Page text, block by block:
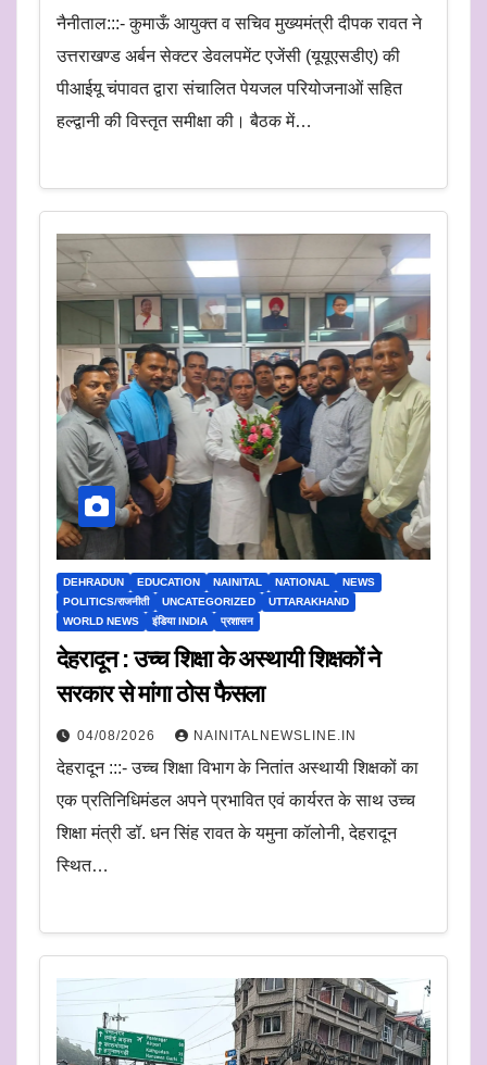
नैनीताल:::- कुमाऊँ आयुक्त व सचिव मुख्यमंत्री दीपक रावत ने
उत्तराखण्ड अर्बन सेक्टर डेवलपमेंट एजेंसी (यूयूएसडीए) की
पीआईयू चंपावत द्वारा संचालित पेयजल परियोजनाओं सहित
हल्द्वानी की विस्तृत समीक्षा की। बैठक में…
DEHRADUN EDUCATION NAINITAL NATIONAL
NEWS
POLITICS/राजनीती
UNCATEGORIZED
UTTARAKHAND
WORLD NEWS
इंडिया INDIA प्रशासन
देहरादून : उच्च शिक्षा के अस्थायी शिक्षकों ने
सरकार से मांगा ठोस फैसला
04/08/2026 NAINITALNEWSLINE.IN
देहरादून :::- उच्च शिक्षा विभाग के नितांत अस्थायी शिक्षकों का
एक प्रतिनिधिमंडल अपने प्रभावित एवं कार्यरत के साथ उच्च
शिक्षा मंत्री डॉ. धन सिंह रावत के यमुना कॉलोनी, देहरादून
स्थित…